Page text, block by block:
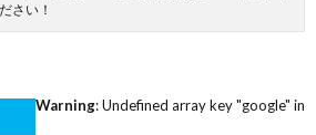
さい！
Warning: Undefined array key "google" in